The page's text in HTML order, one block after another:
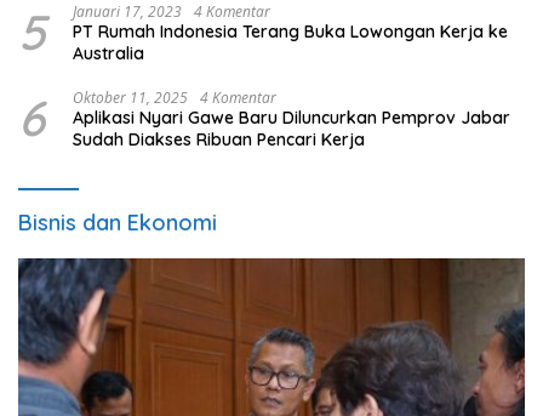
5 Januari 17, 2023 4 Komentar
PT Rumah Indonesia Terang Buka Lowongan Kerja ke
Australia
6 Oktober 11, 2025 4 Komentar
Aplikasi Nyari Gawe Baru Diluncurkan Pemprov Jabar
Sudah Diakses Ribuan Pencari Kerja
Bisnis dan Ekonomi